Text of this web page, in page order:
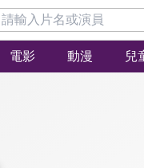
電影 動漫 兒